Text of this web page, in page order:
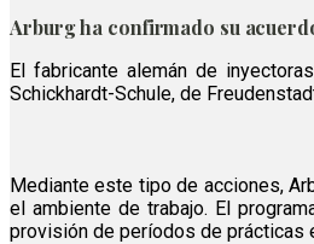
Arburg ha confirmado su
El fabricante alemán de
Schickhardt-Schule, de
Mediante este tipo de acciones,
el ambiente de trabajo. El
provisión de períodos de prácticas